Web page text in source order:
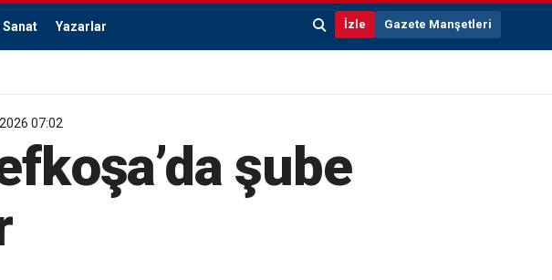
Sanat Yazarlar İzle Gazete Manşetleri
07:02
şube